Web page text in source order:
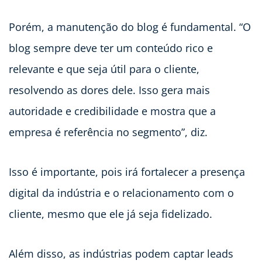
Porém, a manutenção do blog é fundamental. “O
blog sempre deve ter um conteúdo rico e
relevante e que seja útil para o cliente,
resolvendo as dores dele. Isso gera mais
autoridade e credibilidade e mostra que a
empresa é referência no segmento”, diz.
Isso é importante, pois irá fortalecer a presença
digital da indústria e o relacionamento com o
cliente, mesmo que ele já seja fidelizado.
Além disso, as indústrias podem captar leads